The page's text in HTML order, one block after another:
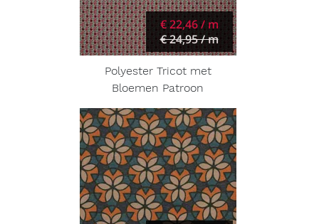
€ 22,46 / m
€ 24,95 / m
Polyester Tricot met
Bloemen Patroon